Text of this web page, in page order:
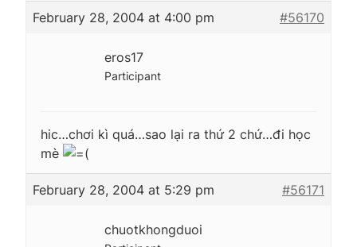
February 28, 2004 at 4:00 pm #56170
eros17
Participant
hic…chơi kì quá…sao lại ra thứ 2 chứ…đi học
mè
February 28, 2004 at 5:29 pm #56171
chuotkhongduoi